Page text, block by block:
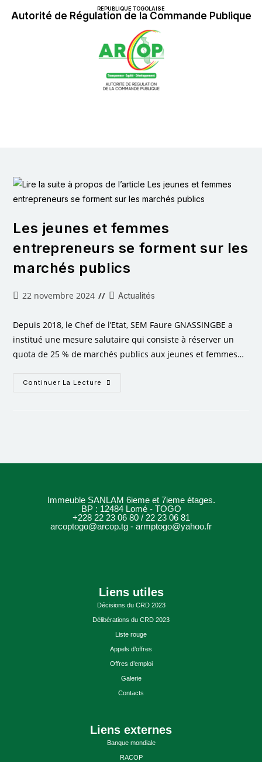
Autorité de Régulation de la Commande Publique
REPUBLIQUE TOGOLAISE
Les jeunes et femmes
entrepreneurs se forment sur les
marchés publics
22 novembre 2024 Actualités
Depuis 2018, le Chef de l’Etat, SEM Faure GNASSINGBE a
institué une mesure salutaire qui consiste à réserver un
quota de 25 % de marchés publics aux jeunes et femmes…
Continuer La Lecture
Immeuble SANLAM 6ieme et 7ieme étages.
BP : 12484 Lomé - TOGO
+228 22 23 06 80 / 22 23 06 81
arcoptogo@arcop.tg - armptogo@yahoo.fr
Liens utiles
Décisions du CRD 2023
Délibérations du CRD 2023
Liste rouge
Appels d’offres
Offres d’emploi
Galerie
Contacts
Liens externes
Banque mondiale
RACOP